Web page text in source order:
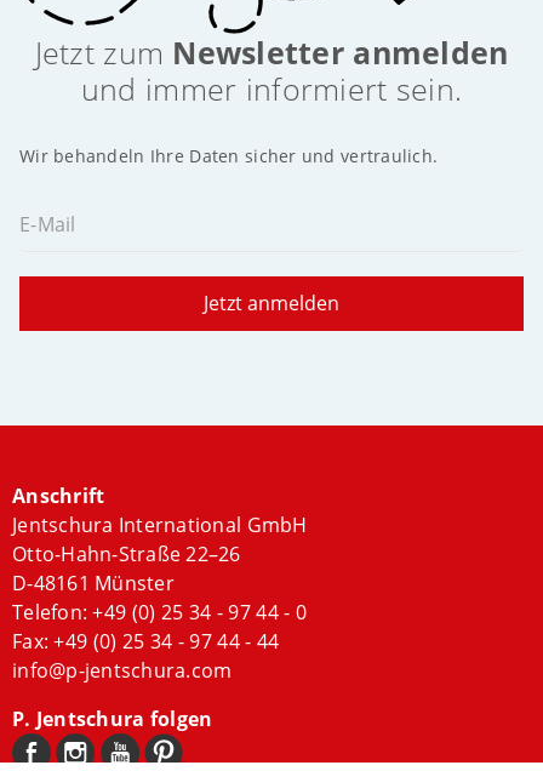
Jetzt zum Newsletter anmelden
und immer informiert sein.
Wir behandeln Ihre Daten sicher und vertraulich.
E-Mail
Jetzt anmelden
Anschrift
Jentschura International GmbH
Otto-Hahn-Straße 22–26
D-48161 Münster
Telefon:+49 (0) 25 34 - 97 44 - 0
Fax: +49 (0) 25 34 - 97 44 - 44
info@p-jentschura.com
P. Jentschura folgen